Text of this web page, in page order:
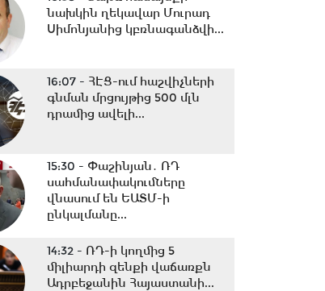
նախկին ղեկավար Մուրադ
Սիմոնյանից կբռնագանձվի...
16:07 - ՀԷՑ-ում հաշվիչների
գնման մրցույթից 500 մլն
դրամից ավելի...
15:30 - Փաշինյան․ ՌԴ
սահմանափակումները
վնասում են ԵԱՏՄ-ի
ընկալմանը...
14:32 - ՌԴ-ի կողմից 5
միլիարդի զենքի վաճառքն
Ադրբեջանին Հայաստանի...